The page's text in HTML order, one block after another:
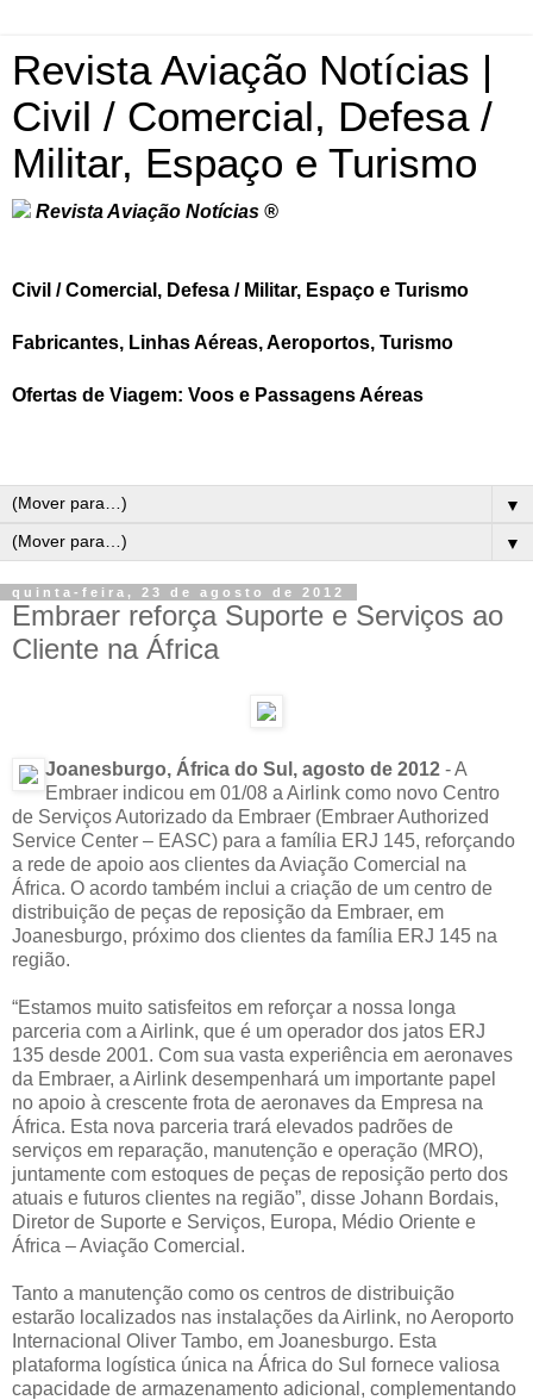
Revista Aviação Notícias |
Civil / Comercial, Defesa /
Militar, Espaço e Turismo
Revista Aviação Notícias ®
Civil / Comercial, Defesa / Militar, Espaço e Turismo
Fabricantes, Linhas Aéreas, Aeroportos, Turismo
Ofertas de Viagem: Voos e Passagens Aéreas
▼
▼
quinta-feira, 23 de agosto de 2012
Embraer reforça Suporte e Serviços ao
Cliente na África
Joanesburgo, África do Sul, agosto de 2012 - A
Embraer indicou em 01/08 a Airlink como novo Centro
de Serviços Autorizado da Embraer (Embraer Authorized
Service Center – EASC) para a família ERJ 145, reforçando
a rede de apoio aos clientes da Aviação Comercial na
África. O acordo também inclui a criação de um centro de
distribuição de peças de reposição da Embraer, em
Joanesburgo, próximo dos clientes da família ERJ 145 na
região.
“Estamos muito satisfeitos em reforçar a nossa longa
parceria com a Airlink, que é um operador dos jatos ERJ
135 desde 2001. Com sua vasta experiência em aeronaves
da Embraer, a Airlink desempenhará um importante papel
no apoio à crescente frota de aeronaves da Empresa na
África. Esta nova parceria trará elevados padrões de
serviços em reparação, manutenção e operação (MRO),
juntamente com estoques de peças de reposição perto dos
atuais e futuros clientes na região”, disse Johann Bordais,
Diretor de Suporte e Serviços, Europa, Médio Oriente e
África – Aviação Comercial.
Tanto a manutenção como os centros de distribuição
estarão localizados nas instalações da Airlink, no Aeroporto
Internacional Oliver Tambo, em Joanesburgo. Esta
plataforma logística única na África do Sul fornece valiosa
capacidade de armazenamento adicional, complementando